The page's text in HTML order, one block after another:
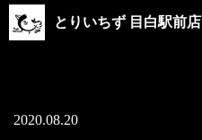
とりいちず 目白駅前店
2020.08.20